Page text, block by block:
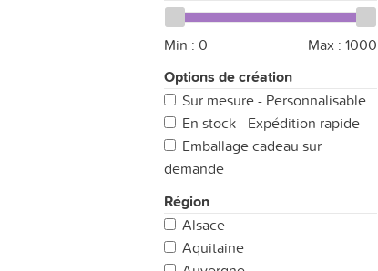
Min : 0 Max : 1000
Options de création
Sur mesure - Personnalisable
En stock - Expédition rapide
Emballage cadeau sur
demande
Région
Alsace
Aquitaine